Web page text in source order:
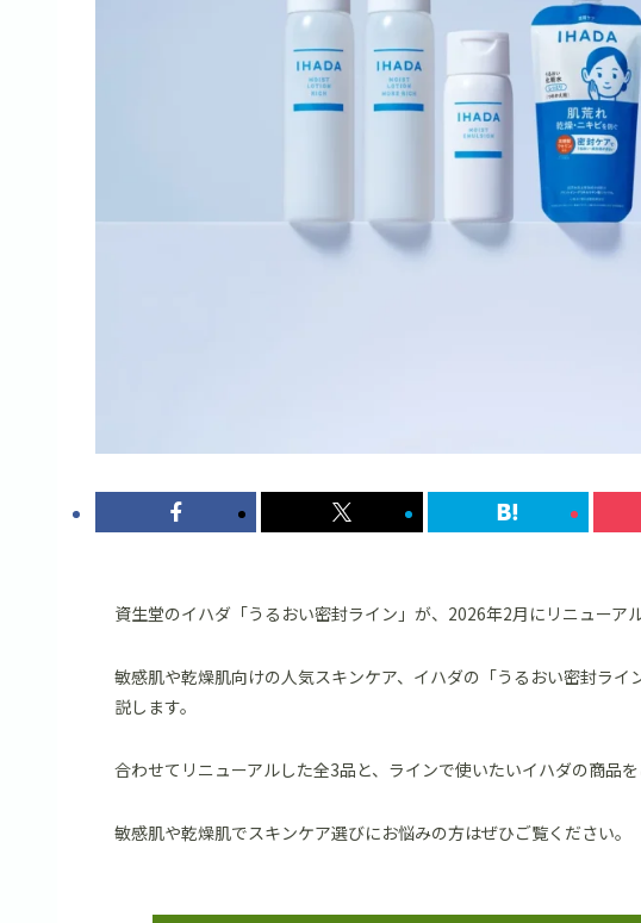
資生堂のイハダ「うるおい密封ライン」が、2026年2月にリニューア
敏感肌や乾燥肌向けの人気スキンケア、イハダの「うるおい密封ラ
説します。
合わせてリニューアルした全3品と、ラインで使いたいイハダの商品を
敏感肌や乾燥肌でスキンケア選びにお悩みの方はぜひご覧ください。